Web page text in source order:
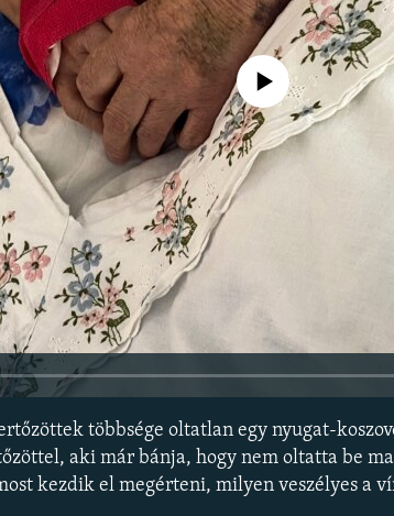
Jelenleg nincs elérhető tartalom
többsége oltatlan egy nyugat-
aki már bánja, hogy nem oltatta be
kezdik el megérteni, milyen veszélyes a